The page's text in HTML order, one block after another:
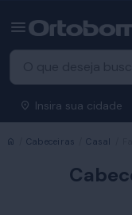
Insira sua cidade
Início
Cabeceiras Casal